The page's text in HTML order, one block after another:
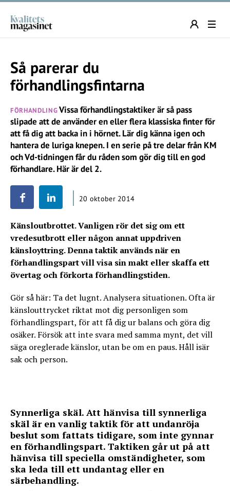
Så parerar du
förhandlingsfintarna
FÖRHANDLINGVissa förhandlingstaktiker är så pass
slipade att de använder en eller flera klassiska finter för
att få dig att backa in i hörnet. Lär dig känna igen och
hantera de luriga knepen. I en serie på tre delar från KM
och Vd-tidningen får du råden som gör dig till en god
förhandlare. Här är del 2.
20 oktober 2014
Känsloutbrottet. Vanligen rör det sig om ett
vredesutbrott eller någon annat uppdriven
känsloyttring. Denna taktik används när en
förhandlingspart vill visa sin makt eller skaffa ett
övertag och förkorta förhandlingstiden.
Gör så här: Ta det lugnt. Analysera situationen. Ofta är
känslouttrycket riktat mot dig personligen som
förhandlingspart, för att få dig ur balans och göra dig
osäker. Försök att inte svara med samma mynt, det vill
säga oreglerade känslor, utan be om en paus. Håll isär
sak och person.
Synnerliga skäl. Att hänvisa till synnerliga
skäl är en vanlig taktik för att undanröja
beslut som fattats tidigare, som inte gynnar
en förhandlingspart. Taktiken går ut på att
hänvisa till speciella omständigheter, som
ska leda till ett undantag eller en
särbehandling.